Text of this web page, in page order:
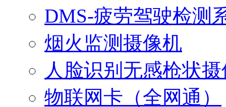
DMS-疲劳驾驶检测
烟火监测摄像机
人脸识别无感枪状
物联网卡（全网通）